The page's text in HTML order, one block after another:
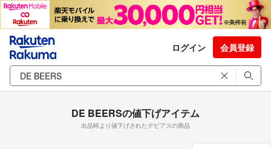
ログイン 会員登録
DE BEERSの値下げアイテム
出品時より値下げされたデビアスの商品